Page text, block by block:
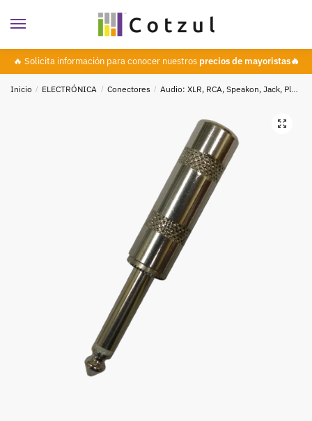
🔥 Solicita información para conocer nuestros precios de mayoristas🔥
Inicio / ELECTRÓNICA / Conectores / Audio: XLR, RCA, Speakon, Jack, Plug
🔍